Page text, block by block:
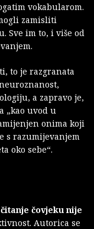
vokabularom.
zamisliti
Sve im to, i više od
to je razgranata
a zapravo je,
„kao uvod u
onima koji
s razumijevanjem
oko sebe“.
čitanje čovjeku nije
Autorica se